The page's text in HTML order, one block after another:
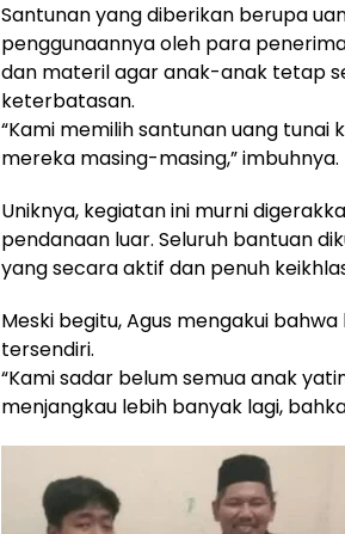
Santunan yang diberikan berupa
penggunaannya oleh para
dan materil agar anak-anak tetap
keterbatasan.
“Kami memilih santunan uang tunai
mereka masing-masing,” imbuhnya.
Uniknya, kegiatan ini murni
pendanaan luar. Seluruh bantuan
yang secara aktif dan penuh
Meski begitu, Agus mengakui
tersendiri.
“Kami sadar belum semua anak
menjangkau lebih banyak lagi,